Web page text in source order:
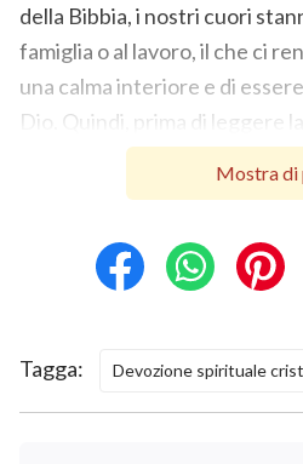
della Bibbia, i nostri cuori
famiglia o al lavoro, il che ci
una calma interiore e di
Dio. Quindi, prima di leggere
faremmo meglio a mettere da
cose e le situazioni che
Leggere la Bibbia in tale
guida e la direzione di Dio.
2. Scegliamo i passi
Mostra di
Tagga: Devozione spirituale